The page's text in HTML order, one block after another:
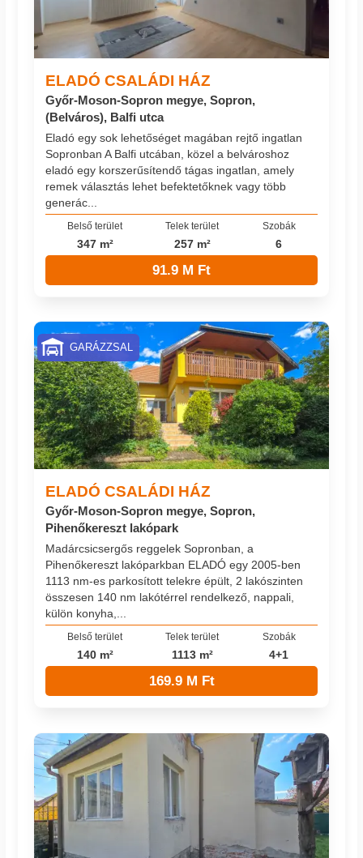
ELADÓ CSALÁDI HÁZ
Győr-Moson-Sopron megye, Sopron,
(Belváros), Balfi utca
Eladó egy sok lehetőséget magában rejtő ingatlan
Sopronban A Balfi utcában, közel a belvároshoz
eladó egy korszerűsítendő tágas ingatlan, amely
remek választás lehet befektetőknek vagy több
generác...
Belső terület
347 m²
Telek terület
257 m²
Szobák
6
91.9 M Ft
ELADÓ CSALÁDI HÁZ
Győr-Moson-Sopron megye, Sopron,
Pihenőkereszt lakópark
Madárcsicsergős reggelek Sopronban, a
Pihenőkereszt lakóparkban ELADÓ egy 2005-ben
1113 nm-es parkosított telekre épült, 2 lakószinten
összesen 140 nm lakótérrel rendelkező, nappali,
külön konyha,...
Belső terület
140 m²
Telek terület
1113 m²
Szobák
4+1
169.9 M Ft
GARÁZZSAL